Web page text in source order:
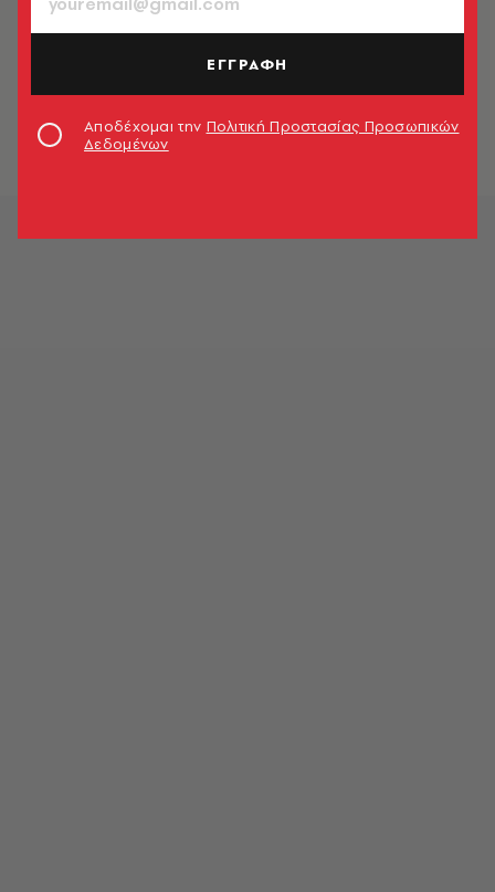
ΦΩΤΟΓΡΑΦΙΑ
Ανακοινώθηκαν οι φιναλίστ των
Γιώργος Δήμος
ΕΓΓΡΑΦΗ
Αποδέχομαι την Πολιτική Προστασίας Προσωπικών
Δεδομένων